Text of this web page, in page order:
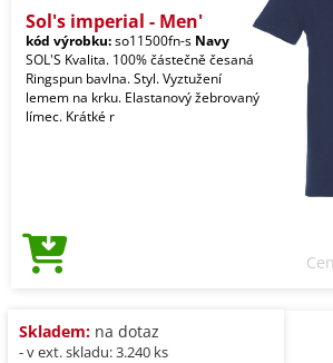
Sol's imperial - Men'
kód výrobku:so11500fn-s Navy
SOL'S Kvalita. 100% částečně česaná
Ringspun bavlna. Styl. Vyztužení
lemem na krku. Elastanový žebrovaný
límec. Krátké r
Skladem: na dotaz
- v ext. skladu: 3.240 ks